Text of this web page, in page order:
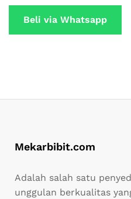
Beli via Whatsapp
Mekarbibit.com
Adalah salah satu
unggulan berkualitas